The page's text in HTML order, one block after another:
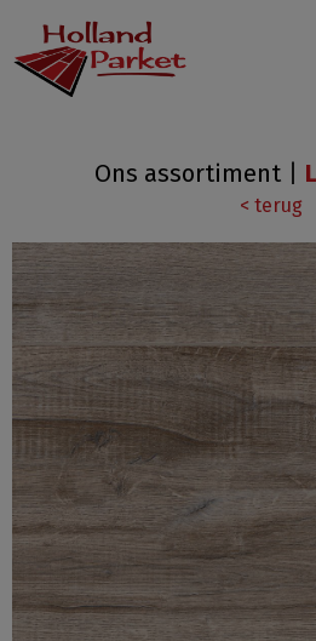
HPHXL675504Ons assortiment
< terug